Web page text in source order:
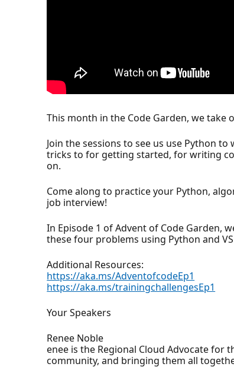
This month in the Code Garden, we
Join the sessions to see us use Python
tricks to for getting started, for writing
on.
Come along to practice your Python,
job interview!
In Episode 1 of Advent of Code Garden,
these four problems using Python and
Additional Resources:
https://aka.ms/AdventofcodeEp1
https://aka.ms/trainingchallengesEp1
Your Speakers
Renee Noble
enee is the Regional Cloud Advocate for
community, and bringing them all